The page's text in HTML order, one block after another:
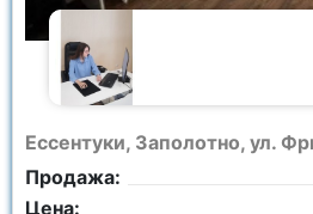
Ессентуки, Заполотно, ул.
Продажа:
Цена: